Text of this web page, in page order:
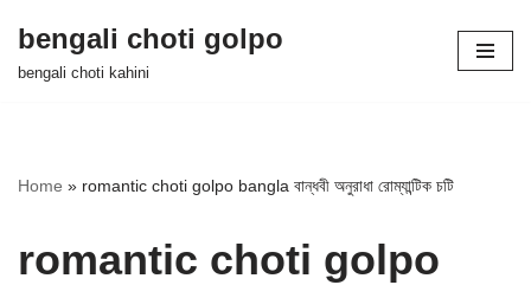
Skip
bengali choti golpo
bengali choti kahini
Home » romantic choti golpo bangla বান্ধবী অনুরাধা রোম্যান্টিক চটি
romantic choti golpo